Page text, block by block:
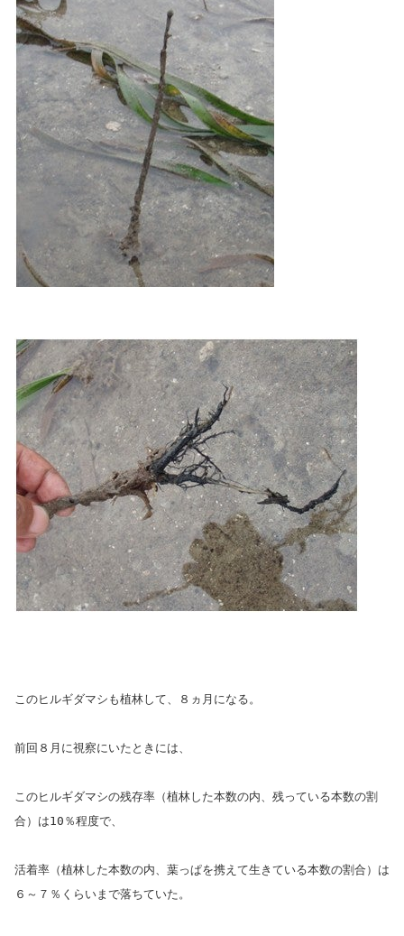
このヒルギダマシも植林して、８ヵ月になる。
前回８月に視察にいたときには、
このヒルギダマシの残存率（植林した本数の内、残っている本数の割
合）は10％程度で、
活着率（植林した本数の内、葉っぱを携えて生きている本数の割合）は
６～７％くらいまで落ちていた。